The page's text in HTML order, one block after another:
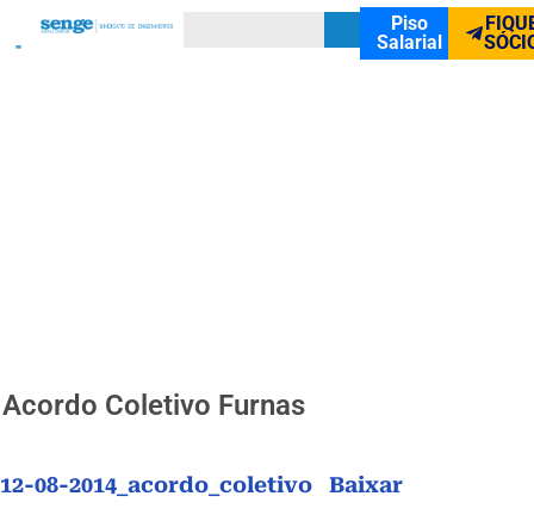
Piso
Salarial
Acordo Coletivo Furnas
12-08-2014_acordo_coletivo Baixar